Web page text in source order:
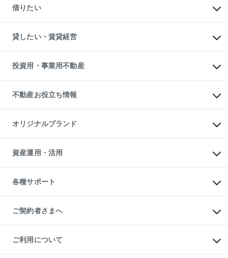
中古一戸建ての購入
不動産購入の流れ
注目キーワード物件特集
購入ガイド
English 繁体中文簡体中文
一戸建ての売却・査定
土地の売却・査定
スピードAI査定
不動産査定について
不動産売却の流れ
不動産買換えの流れ
売却ガイド
借りたい
オフィス・店舗の賃貸
借りるときの流れ
借りるガイド
貸したい・賃貸経営
マンション賃料データ
賃貸管理プラン
リロケーションについて
貸すガイド
投資用・事業用不動産
事業用不動産
マンション投資
投資用マンション
アパート経営
収益物件
ビル購入（ビル一棟）
投資用不動産の売却査定
事業用不動産の売却査定
不動産お役立ち情報
マンションライブラリー
人気マンションランキング
暮らしに役立つ不動産メディア
不動産相場・不動産価格情報
不動産コラム・ニュース
不動産用語集
不動産なんでもネット相談室
住まいの税金
オリジナルブランド
一棟リノベーションマンション
L`GENTE（ルジェンテ）
区分リノベーションマンション
投資用一棟レジデンスWELL
不動産小口投資
LEGACIA（レガシア）
資産運用・活用
不動産M&A
アセットマネジメント・出資
各種サポート
相続サポート
リフォームサポート
ご契約者さまへ
ご紹介・再契約特典
入居者様専用-各種ご案内（賃貸）
東急こすもす会「こすもすWeb」
ご利用について